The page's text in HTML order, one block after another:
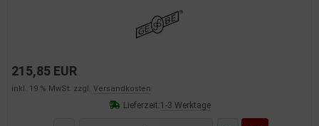
215,85 EUR
inkl. 19 % MwSt. zzgl. Versandkosten
Lieferzeit:1-3 Werktage